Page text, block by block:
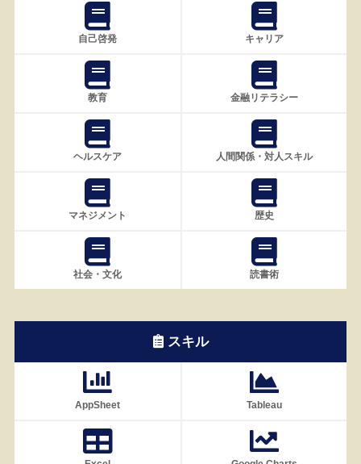
自己啓発 キャリア
教育 金融リテラシー
ヘルスケア 人間関係・対人スキル
マネジメント 歴史
社会・文化 読書術
スキル
AppSheet Tableau